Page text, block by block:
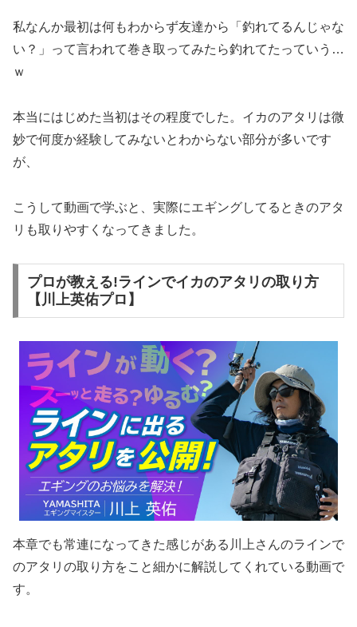
私なんか最初は何もわからず友達から「釣れてるんじゃな
い？」って言われて巻き取ってみたら釣れてたっていう…
ｗ
本当にはじめた当初はその程度でした。イカのアタリは微
妙で何度か経験してみないとわからない部分が多いです
が、
こうして動画で学ぶと、実際にエギングしてるときのアタ
リも取りやすくなってきました。
プロが教える!ラインでイカのアタリの取り方
【川上英佑プロ】
本章でも常連になってきた感じがある川上さんのラインで
のアタリの取り方をこと細かに解説してくれている動画で
す。